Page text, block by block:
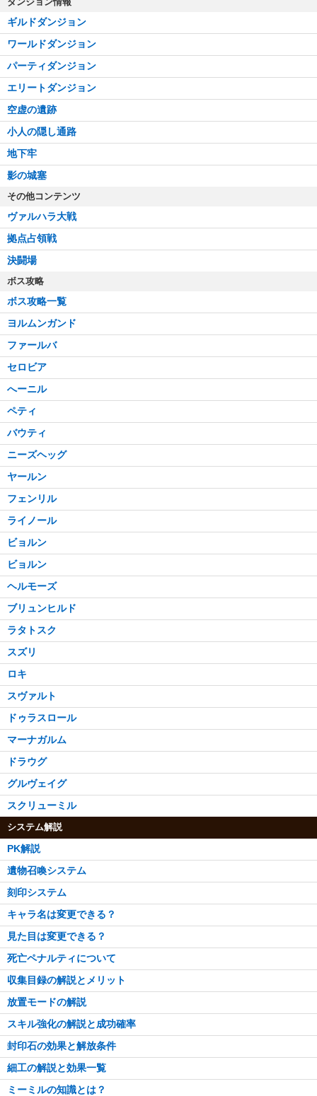
ギルドダンジョン
ワールドダンジョン
パーティダンジョン
エリートダンジョン
空虚の遺跡
小人の隠し通路
地下牢
影の城塞
その他コンテンツ
ヴァルハラ大戦
拠点占領戦
決闘場
ボス攻略
ボス攻略一覧
ヨルムンガンド
ファールバ
セロビア
へーニル
ペティ
バウティ
ニーズヘッグ
ヤールン
フェンリル
ライノール
ビョルン
ビョルン
ヘルモーズ
ブリュンヒルド
ラタトスク
スズリ
ロキ
スヴァルト
ドゥラスロール
マーナガルム
ドラウグ
グルヴェイグ
スクリューミル
システム解説
PK解説
遺物召喚システム
刻印システム
キャラ名は変更できる？
見た目は変更できる？
死亡ペナルティについて
収集目録の解説とメリット
放置モードの解説
スキル強化の解説と成功確率
封印石の効果と解放条件
細工の解説と効果一覧
ミーミルの知識とは？